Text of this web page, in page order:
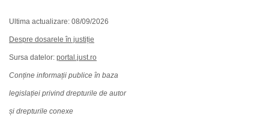
Ultima actualizare: 08/09/2026
Despre dosarele în justiție
Sursa datelor: portal.just.ro
Conține informații publice în baza
legislației privind drepturile de autor
și drepturile conexe